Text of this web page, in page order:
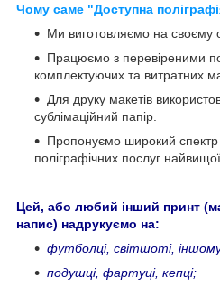
Чому саме "Доступна
Ми виготовляємо на своєму
Працюємо з перевіреними
комплектуючих та витратних
Для друку макетів
сублімаційний папір.
Пропонуємо широкий
поліграфічних послуг найвищої
Цей, або любий інший принт
напис) надрукуємо на:
футболці, світшоті, іншому
подушці, фартуці, кепці;